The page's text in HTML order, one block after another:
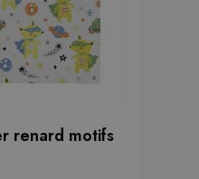
renard motifs